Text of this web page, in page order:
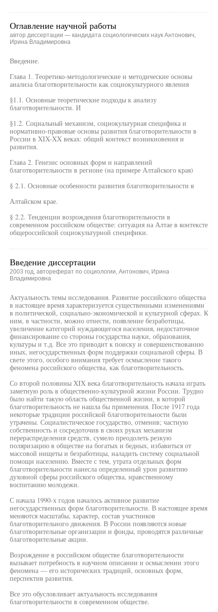
Оглавление научной работы
автор диссертации — кандидата социологических наук Антонович,
Ирина Владимировна
Введение.
Глава 1. Теоретико-методологические и методические основы
анализа благотворительности как социокультурного явления
§1.1. Основные теоретические подходы к анализу
благотворительности. И
§1.2. Социальный механизм, социокультурная специфика и
нормативно-правовые основы развития благотворительности в
России в XIX-XX веках: общий контекст возникновения и
развития.
Глава 2. Генезис основных форм и направлений
благотворительности в регионе (на примере Алтайского края)
§ 2.1. Основные особенности развития благотворительности в
Алтайском крае.
§ 2.2. Тенденции возрождения благотворительности в
современном российском обществе: ситуация на Алтае в контексте
общероссийской социокультурной специфики.
Введение диссертации
2003 год, автореферат по социологии, Антонович, Ирина
Владимировна
Актуальность темы исследования. Развитие российского общества
в настоящее время характеризуется существенными изменениями
в политической, социально-экономической и культурной сферах. К
ним, в частности, можно отнести, появление безработицы,
увеличение категорий нуждающегося населения, недостаточное
финансирование со стороны государства науки, образования,
культуры и т.д. Все это приводит к поиску и совершенствованию
иных, негосударственных форм поддержки социальной сферы. В
свете этого, особого внимания требует осмысление такого
феномена российского общества, как благотворительность.
Со второй половины XIX века благотворительность начала играть
заметную роль в общественно-культурной жизни России. Трудно
было найти такую область общественной жизни, в которой
благотворительность не нашла бы применения. После 1917 года
некоторые традиции российской благотворительности были
утрачены. Социалистическое государство, отменив; частную
собственность и сосредоточив в своих руках механизм
перераспределения средств, сумело преодолеть резкую
поляризацию в обществе на богатых и бедных, избавиться от
массовой нищеты и безработицы, наладить систему социальной
помощи населению. Вместе с тем, утрата отдельных форм
благотворительности нанесла определенный урон развитию
духовной сферы российского общества, нравственному
воспитанию молодежи.
С начала 1990-х годов началось активное развитие
негосударственных форм благотворительности. В настоящее время
меняются масштабы, характер, состав участников
благотворительного движения. В России появляются новые
благотворительные организации и фонды, проводятся различные
благотворительные акции.
Возрождение в российском обществе благотворительности
вызывает потребность в научном описании и осмыслении этого
феномена — его исторических традиций, основных форм,
перспектив развития.
Все это обусловливает актуальность исследования
благотворительности в современном обществе.